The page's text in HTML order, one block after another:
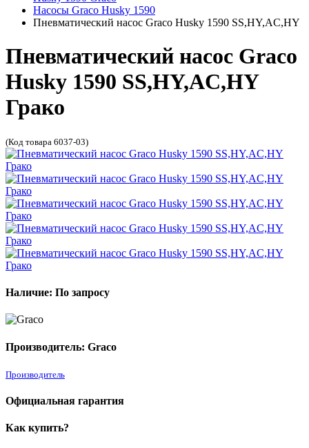
Насосы Graco Husky 1590
Пневматический насос Graco Husky 1590 SS,HY,AC,HY
Пневматический насос Graco
Husky 1590 SS,HY,AC,HY
Грако
(Код товара 6037-03)
Наличие: По запросу
Производитель: Graco
Производитель
Официальная гарантия
Как купить?